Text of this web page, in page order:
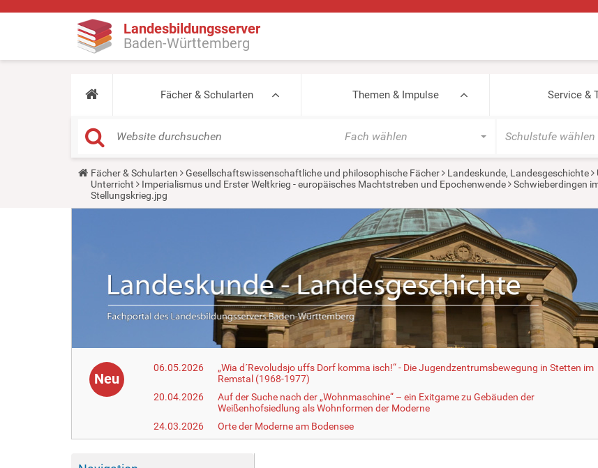
Landesbildungsserver
Baden-Württemberg
Fächer & Schularten Themen & Impulse Service &
Fach wählen Schulstufe wählen
Y
a
Fächer & Schularten Gesellschaftswissenschaftliche und philosophische Fächer Landeskunde, Landesgeschichte
Unterricht
Imperialismus und Erster Weltkrieg - europäisches Machtstreben und Epochenwende Schwieberdingen
Stellungskrieg.jpg
Neu
06.05.2026
„Wia d´Revoludsjo uffs Dorf komma isch!“ - Die Jugendzentrumsbewegung in Stetten im
Remstal (1968-1977)
20.04.2026
Auf der Suche nach der „Wohnmaschine“ – ein Exitgame zu Gebäuden der
Weißenhofsiedlung als Wohnformen der Moderne
24.03.2026
Orte der Moderne am Bodensee